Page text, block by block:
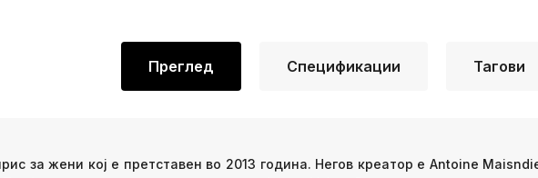
Преглед Спецификации Тагови
за жени кој е претставен во 2013 година. Негов креатор е Antoine